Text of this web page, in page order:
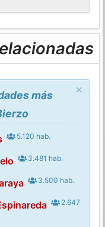
×
más
5.120 hab.
3.481 hab.
3.500 hab.
2.647